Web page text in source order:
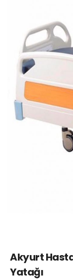
Akyurt
Yatağı